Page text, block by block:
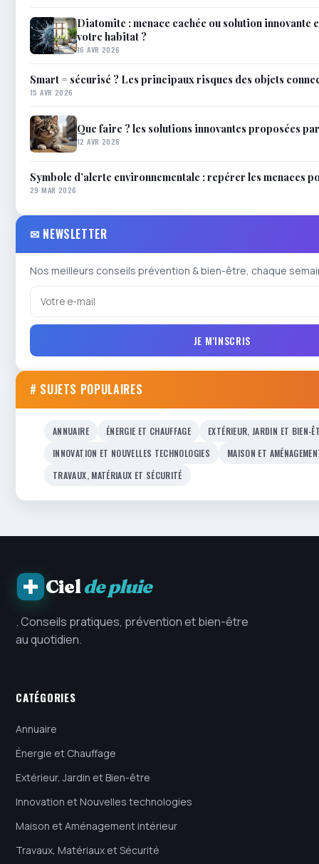
Diatomite : menace cachée ou solution innovante
votre habitat ?
16 AVR 2026
Smart = sécurisé ? Les principaux risques des objets
15 AVR 2026
Que faire ? les solutions innovantes proposées
12 AVR 2026
Symbole d’alerte environnementale : repérer les menaces
29 MAR 2026
✉ NEWSLETTER
Nos meilleurs conseils prévention & bien-être, chaque
JE M'INSCRIS
# SUJETS POPULAIRES
ANNUAIRE ÉNERGIE ET CHAUFFAGE
EXTÉRIEUR, JARDIN ET BIEN-
INNOVATION ET NOUVELLES TECHNOLOGIES
MAISON ET
TRAVAUX, MATÉRIAUX ET SÉCURITÉ
Cielde pluie
. Conseils pratiques, prévention et bien-être
au quotidien.
CATÉGORIES
Annuaire
Énergie et Chauffage
Extérieur, Jardin et Bien-être
Innovation et Nouvelles technologies
Maison et Aménagement intérieur
Travaux, Matériaux et Sécurité